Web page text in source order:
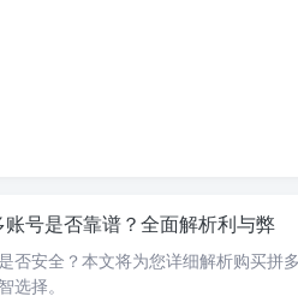
号是否靠谱？全面解析利与弊
否安全？本文将为您详细解析购买拼
选择。